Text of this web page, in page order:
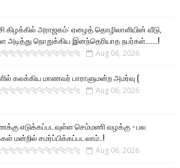
கிழக்கில் அராஜகம்: ஏழைத் தொழிலாளியின் வீடு,
அடித்து நொறுக்கிய இனந்தெரியாத நபர்கள்.......!
Aug 06, 2026
கலக்கிய மாணவர் பாராளுமன்ற அமர்வு (
Aug 06, 2026
எடுக்கப்படவுள்ள செம்மணி வழக்கு - பல
மன்றில் சமர்ப்பிக்கப்படலாம்..!
Aug 06, 2026